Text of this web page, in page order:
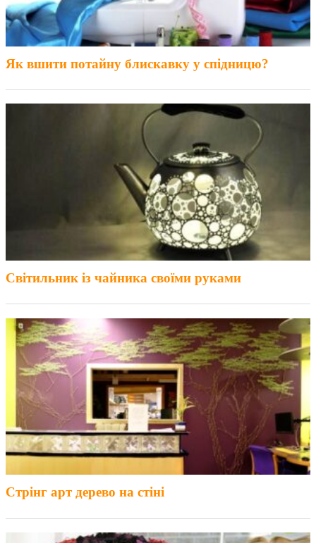
Як вшити потайну блискавку у спідницю?
Світильник із чайника своїми руками
Стрінг арт дерево на стіні